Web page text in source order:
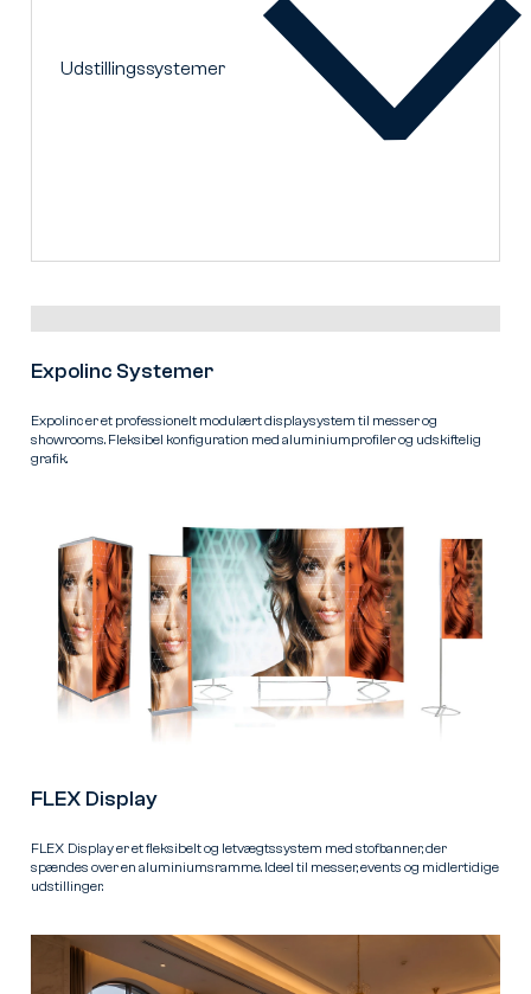
Udstillingssystemer
Expolinc Systemer
Expolinc er et professionelt modulært displaysystem til messer og
showrooms. Fleksibel konfiguration med aluminiumprofiler og udskiftelig
grafik.
FLEX Display
FLEX Display er et fleksibelt og letvægtssystem med stofbanner, der
spændes over en aluminiumsramme. Ideel til messer, events og midlertidige
udstillinger.